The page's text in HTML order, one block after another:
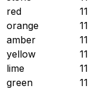
red
11
orange
11
amber
11
yellow
11
lime
11
green
11